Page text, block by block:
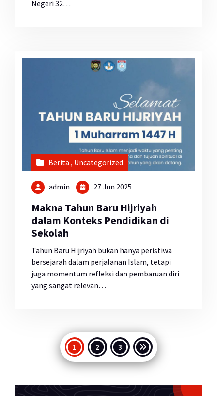
Negeri 32…
Berita , Uncategorized
admin 27 Jun 2025
Makna Tahun Baru Hijriyah
dalam Konteks Pendidikan di
Sekolah
Tahun Baru Hijriyah bukan hanya peristiwa
bersejarah dalam perjalanan Islam, tetapi
juga momentum refleksi dan pembaruan diri
yang sangat relevan…
Paginasi
pos
1 2 3